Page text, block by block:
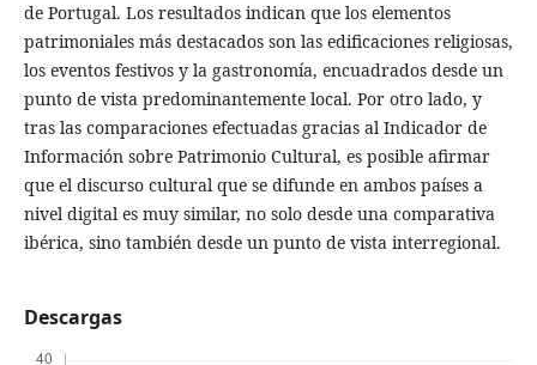
de Portugal. Los resultados indican que los elementos
patrimoniales más destacados son las edificaciones religiosas,
los eventos festivos y la gastronomía, encuadrados desde un
punto de vista predominantemente local. Por otro lado, y
tras las comparaciones efectuadas gracias al Indicador de
Información sobre Patrimonio Cultural, es posible afirmar
que el discurso cultural que se difunde en ambos países a
nivel digital es muy similar, no solo desde una comparativa
ibérica, sino también desde un punto de vista interregional.
Descargas